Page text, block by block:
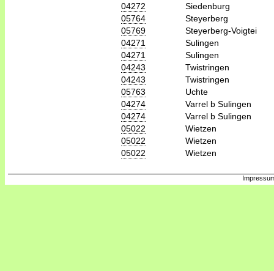
04272
Siedenburg
05764
Steyerberg
05769
Steyerberg-Voigtei
04271
Sulingen
04271
Sulingen
04243
Twistringen
04243
Twistringen
05763
Uchte
04274
Varrel b Sulingen
04274
Varrel b Sulingen
05022
Wietzen
05022
Wietzen
05022
Wietzen